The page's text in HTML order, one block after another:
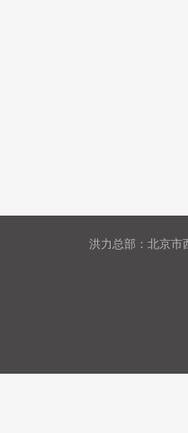
洪力总部：北京市